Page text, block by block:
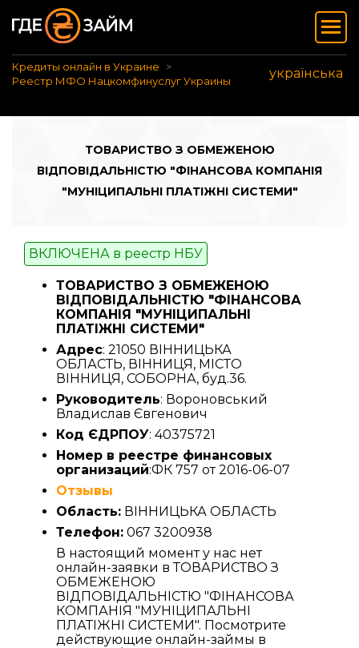
Кредиты онлайн в Украине
Реестр МФО Нацкомфинуслуг Украины
українська
ТОВАРИСТВО З ОБМЕЖЕНОЮ
ВІДПОВІДАЛЬНІСТЮ "ФІНАНСОВА КОМПАНІЯ
"МУНІЦИПАЛЬНІ ПЛАТІЖНІ СИСТЕМИ"
ВКЛЮЧЕНА в реестр НБУ
ТОВАРИСТВО З ОБМЕЖЕНОЮ
ВІДПОВІДАЛЬНІСТЮ "ФІНАНСОВА
КОМПАНІЯ "МУНІЦИПАЛЬНІ
ПЛАТІЖНІ СИСТЕМИ"
Адрес: 21050 ВІННИЦЬКА
ОБЛАСТЬ, ВІННИЦЯ, МІСТО
ВІННИЦЯ, СОБОРНА, буд.36.
Руководитель: Вороновський
Владислав Євгенович
Код ЄДРПОУ: 40375721
Номер в реестре финансовых
организаций:ФК 757 от 2016-06-07
Отзывы
Область: ВІННИЦЬКА ОБЛАСТЬ
Телефон: 067 3200938
В настоящий момент у нас нет
онлайн-заявки в ТОВАРИСТВО З
ОБМЕЖЕНОЮ
ВІДПОВІДАЛЬНІСТЮ "ФІНАНСОВА
КОМПАНІЯ "МУНІЦИПАЛЬНІ
ПЛАТІЖНІ СИСТЕМИ". Посмотрите
действующие онлайн-займы в